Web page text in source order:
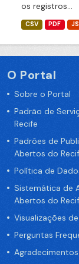
os registros...
CSV PDF
O Portal
Sobre o Portal
Padrão de
Recife
Padrões de
Abertos do
Política de
Sistemática de
Abertos do
Visualizações
Perguntas
Agradecimentos